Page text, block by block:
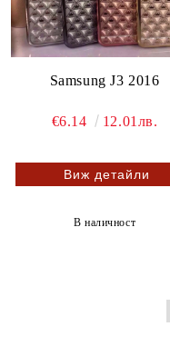
Samsung J3 2016
€6.14 12.01лв.
Виж детайли
В наличност